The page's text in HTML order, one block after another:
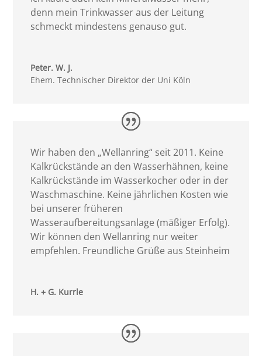
denn mein Trinkwasser aus der Leitung
schmeckt mindestens genauso gut.
Peter. W. J.
Ehem. Technischer Direktor der Uni Köln
Wir haben den „Wellanring“ seit 2011. Keine
Kalkrückstände an den Wasserhähnen, keine
Kalkrückstände im Wasserkocher oder in der
Waschmaschine. Keine jährlichen Kosten wie
bei unserer früheren
Wasseraufbereitungsanlage (mäßiger Erfolg).
Wir können den Wellanring nur weiter
empfehlen. Freundliche Grüße aus Steinheim
H. + G. Kurrle